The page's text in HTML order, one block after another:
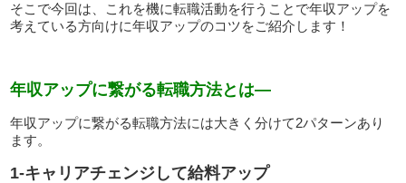
そこで今回は、これを機に転職活動を行うことで年収アップを
考えている方向けに年収アップのコツをご紹介します！
年収アップに繋がる転職方法とは―
年収アップに繋がる転職方法には大きく分けて2パターンあり
ます。
1-キャリアチェンジして給料アップ